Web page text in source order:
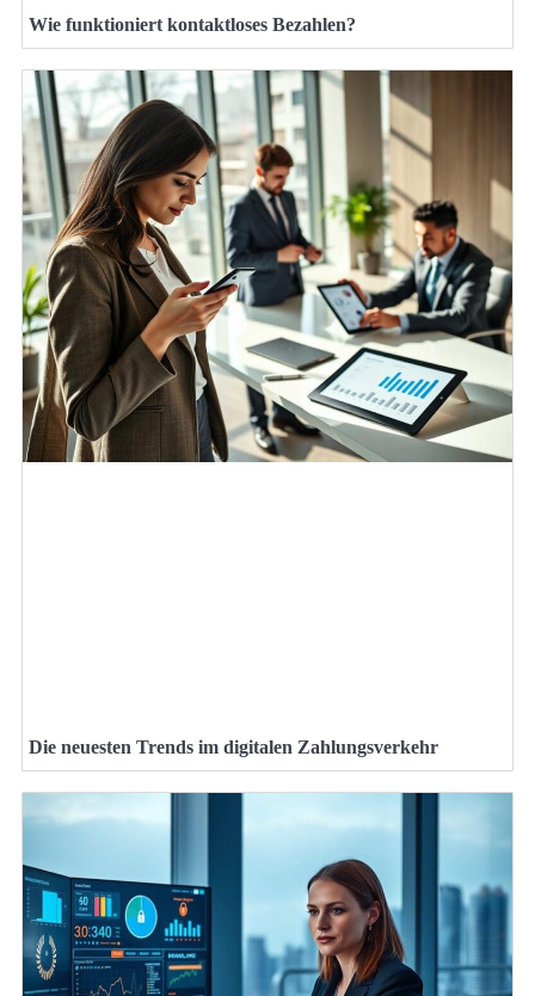
Wie funktioniert kontaktloses Bezahlen?
Die neuesten Trends im digitalen Zahlungsverkehr